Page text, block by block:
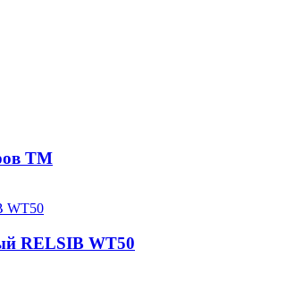
ТМ
RELSIB WT50